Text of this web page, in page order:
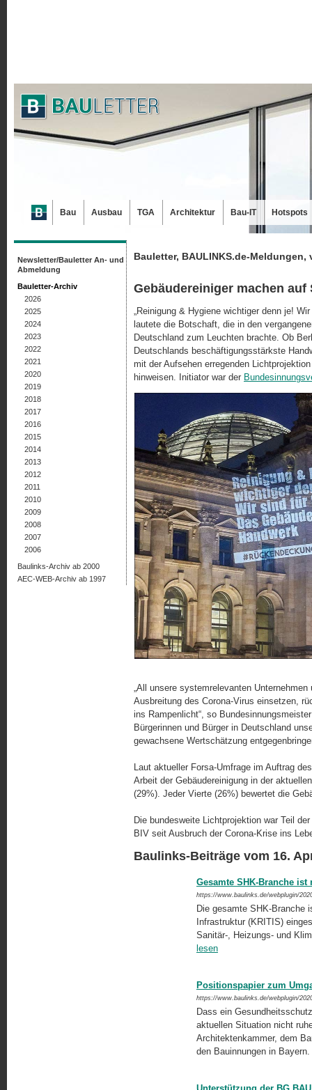
Bauletter, BAULINKS.de-Meldungen,
Gebäudereiniger machen
„Reinigung & Hygiene wichtiger denn je!
lautete die Botschaft, die in den
Deutschland zum Leuchten brachte. Ob
Deutschlands beschäftigungsstärkste
mit der Aufsehen erregenden
hinweisen. Initiator war der
„All unsere systemrelevanten
Ausbreitung des Corona-Virus einsetzen,
ins Rampenlicht“, so
Bürgerinnen und Bürger in Deutschland
gewachsene Wertschätzung
Laut aktueller Forsa-Umfrage im Auftrag
Arbeit der Gebäudereinigung in der
(29%). Jeder Vierte (26%) bewertet die
Die bundesweite Lichtprojektion war Teil der
BIV seit Ausbruch der Corona-Krise ins
Baulinks-Beiträge vom 16.
Gesamte SHK-Branche
https://www.baulinks.de/webplugin/
Die gesamte SHK-Branche
Infrastruktur (KRITIS)
Sanitär-, Heizungs- und
lesen
Positionspapier zum
https://www.baulinks.de/webplugin/
Dass ein
aktuellen Situation nicht
Architektenkammer, dem
den Bauinnungen in Bayern.
Newsletter/Bauletter An- und
Abmeldung
Bauletter-Archiv
2026
2025
2024
2023
2022
2021
2020
2019
2018
2017
2016
2015
2014
2013
2012
2011
2010
2009
2008
2007
2006
Baulinks-Archiv ab 2000
AEC-WEB-Archiv ab 1997
Bau Ausbau TGA Architektur Bau-IT Hotspots